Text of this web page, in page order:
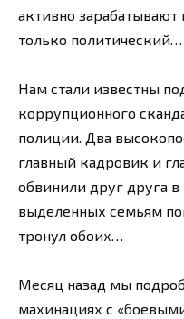
активно зарабатывают
только политический…
Нам стали известны
коррупционного
полиции. Два
главный кадровик и
обвинили друг друга в
выделенных семьям
тронул обоих…
Месяц назад мы
махинациях с